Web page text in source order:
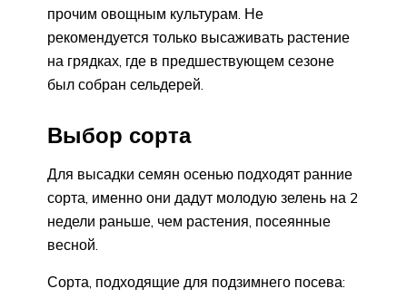
прочим овощным культурам. Не
рекомендуется только высаживать растение
на грядках, где в предшествующем сезоне
был собран сельдерей.
Выбор сорта
Для высадки семян осенью подходят ранние
сорта, именно они дадут молодую зелень на 2
недели раньше, чем растения, посеянные
весной.
Сорта, подходящие для подзимнего посева: